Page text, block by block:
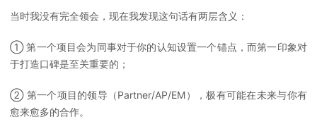
当时我没有完全领会，现在我发现这句话有两层含义：
① 第一个项目会为同事对于你的认知设置一个锚点，而第一印象对
于打造口碑是至关重要的；
② 第一个项目的领导（Partner/AP/EM），极有可能在未来与你有
愈来愈多的合作。